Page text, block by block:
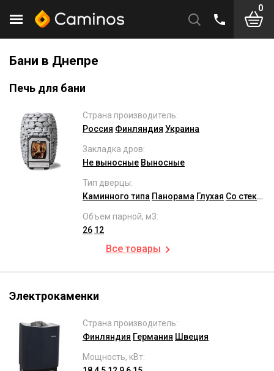
0
Бани в Днепре
Печь для бани
Страна производитель:
Россия Финляндия Украина
Закладка дров:
Не выносные Выносные
Тип дверцы:
Каминного типа Панорама Глухая Со стеклом
Объем парной, м3:
26 12
Все товары
Электрокаменки
Страна производитель:
Финляндия Германия Швеция
Мощность, кВт: